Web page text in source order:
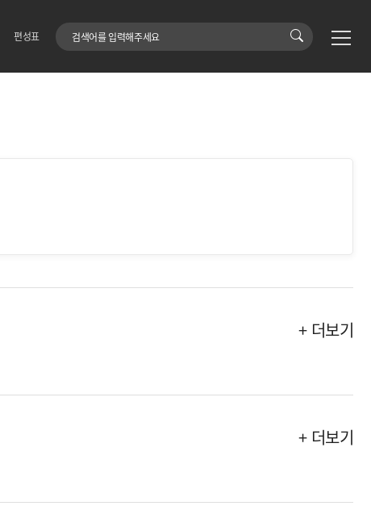
편성표
검색어
+ 더보기
+ 더보기